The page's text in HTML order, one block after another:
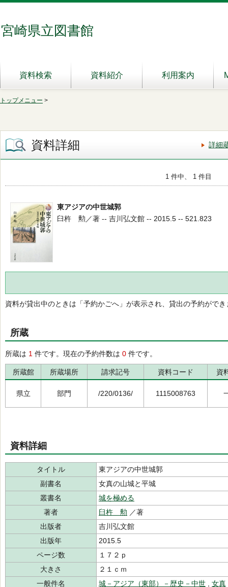
宮崎県立図書館
資料検索 資料紹介 利用案内
トップメニュー >
資料詳細 詳細
1 件中、 1 件目
東アジアの中世城郭
臼杵 勲／著 -- 吉川弘文館 -- 2015.5 -- 521.823
資料が貸出中のときは「予約かごへ」が表示され、貸出の予約ができ
所蔵
所蔵は 1 件です。現在の予約件数は 0 件です。
所蔵館 所蔵場所 請求記号 資料コード 資
県立 部門 /220/0136/ 1115008763
資料詳細
タイトル
東アジアの中世城郭
副書名
女真の山城と平城
叢書名
城を極める
著者
臼杵 勲 ／著
出版者
吉川弘文館
出版年
2015.5
ページ数
１７２ｐ
大きさ
２１ｃｍ
一般件名
城－アジア（東部）－歴史－中世
女真